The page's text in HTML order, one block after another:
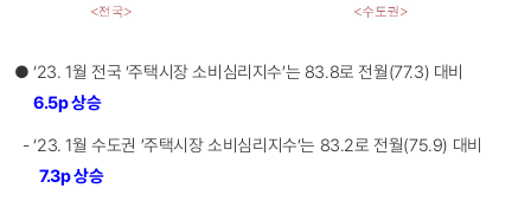
● ‘23. 1월 전국 ‘주택시장 소비심리지수’는 83.8로 전월(77.3) 대비
6.5p 상승
- ‘23. 1월 수도권 ’주택시장 소비심리지수‘는 83.2로 전월(75.9) 대비
7.3p 상승